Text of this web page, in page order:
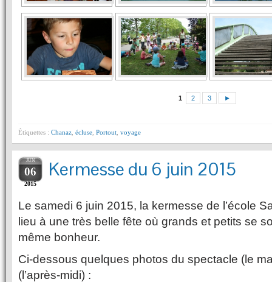
1 2 3 ►
Étiquettes : Chanaz écluse Portout voyage
JUN
06
2015
Kermesse du 6 juin 2015
Le samedi 6 juin 2015, la kermesse de l’école
lieu à une très belle fête où grands et petits se
même bonheur.
Ci-dessous quelques photos du spectacle (le
(l’après-midi) :